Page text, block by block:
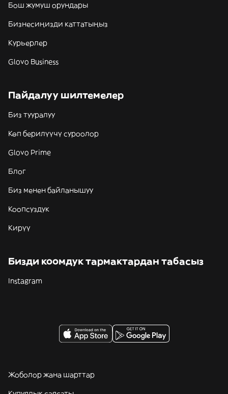
Бош жумуш орундары
Бизнесиңизди каттатыңыз
Курьерлер
Glovo Business
Пайдалуу шилтемелер
Биз тууралуу
Көп берилүүчү суроолор
Glovo Prime
Блог
Биз менен байланышуу
Коопсуздук
Кирүү
Бизди коомдук тармактардан табасыз
Instagram
Жоболор жана шарттар